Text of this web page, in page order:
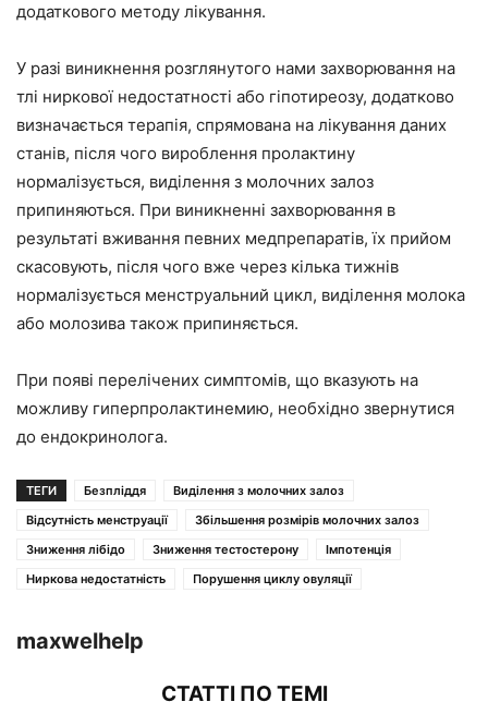
додаткового методу лікування.
У разі виникнення розглянутого нами захворювання на
тлі ниркової недостатності або гіпотиреозу, додатково
визначається терапія, спрямована на лікування даних
станів, після чого вироблення пролактину
нормалізується, виділення з молочних залоз
припиняються. При виникненні захворювання в
результаті вживання певних медпрепаратів, їх прийом
скасовують, після чого вже через кілька тижнів
нормалізується менструальний цикл, виділення молока
або молозива також припиняється.
При появі перелічених симптомів, що вказують на
можливу гиперпролактинемию, необхідно звернутися
до ендокринолога.
ТЕГИ Безпліддя
Виділення з молочних залоз
Відсутність менструації
Збільшення розмірів молочних залоз
Зниження лібідо
Зниження тестостерону
Імпотенція
Ниркова недостатність
Порушення циклу овуляції
maxwelhelp
СТАТТІ ПО ТЕМІ